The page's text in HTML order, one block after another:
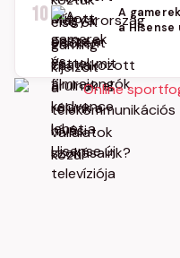
10
A
a Hisense